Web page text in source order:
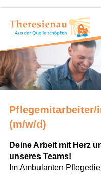
Pflegemitarbeiter/
(m/w/d)
Deine Arbeit mit Herz
unseres Teams!
Im Ambulanten